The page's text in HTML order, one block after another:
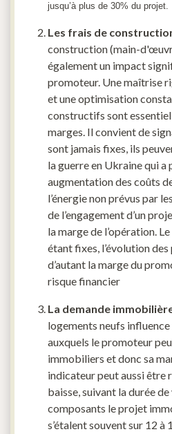
jusqu’à plus de 30% du projet.
Les frais de
construction (main-
également un impact
promoteur. Une maîtrise
et une optimisation
constructifs sont
marges. Il convient de
sont jamais fixes, ils
la guerre en Ukraine qui
augmentation des coûts
l’énergie non prévus par
de l’engagement d’un
la marge de l’opération.
étant fixes, l’évolution
d’autant la marge du
risque financier
La demande
logements neufs
auxquels le promoteur
immobiliers et donc sa
indicateur peut aussi être
baisse, suivant la durée
composants le projet
s’étalent souvent sur 12 à